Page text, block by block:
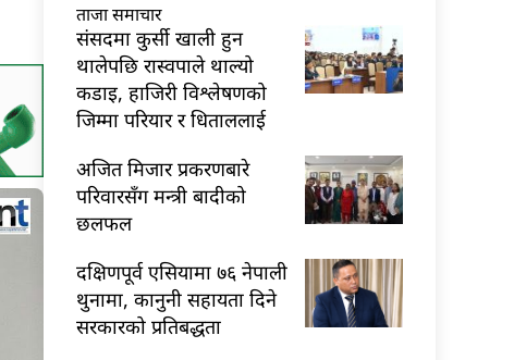
ताजा समाचार
संसदमा कुर्सी खाली हुन
थालेपछि रास्वपाले थाल्यो
कडाइ, हाजिरी विश्लेषणको
जिम्मा परियार र धिताललाई
अजित मिजार प्रकरणबारे
परिवारसँग मन्त्री बादीको
छलफल
दक्षिणपूर्व एसियामा ७६ नेपाली
थुनामा, कानुनी सहायता दिने
सरकारको प्रतिबद्धता